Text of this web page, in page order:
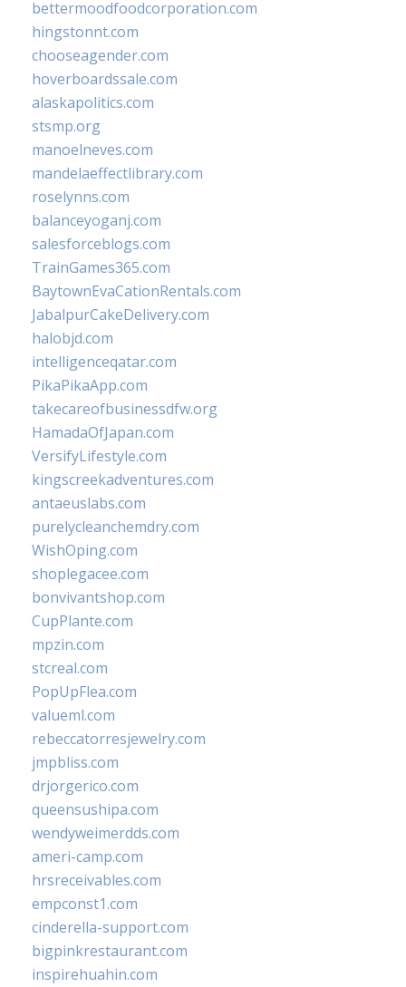
bettermoodfoodcorporation.com
hingstonnt.com
chooseagender.com
hoverboardssale.com
alaskapolitics.com
stsmp.org
manoelneves.com
mandelaeffectlibrary.com
roselynns.com
balanceyoganj.com
salesforceblogs.com
TrainGames365.com
BaytownEvaCationRentals.com
JabalpurCakeDelivery.com
halobjd.com
intelligenceqatar.com
PikaPikaApp.com
takecareofbusinessdfw.org
HamadaOfJapan.com
VersifyLifestyle.com
kingscreekadventures.com
antaeuslabs.com
purelycleanchemdry.com
WishOping.com
shoplegacee.com
bonvivantshop.com
CupPlante.com
mpzin.com
stcreal.com
PopUpFlea.com
valueml.com
rebeccatorresjewelry.com
jmpbliss.com
drjorgerico.com
queensushipa.com
wendyweimerdds.com
ameri-camp.com
hrsreceivables.com
empconst1.com
cinderella-support.com
bigpinkrestaurant.com
inspirehuahin.com